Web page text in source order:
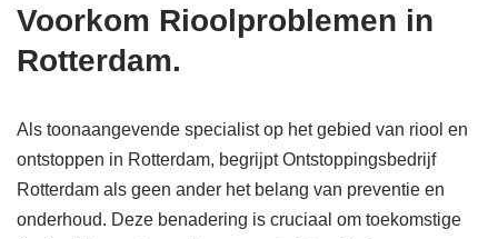
Voorkom Rioolproblemen in
Rotterdam.
Als toonaangevende specialist op het gebied van riool en
ontstoppen in Rotterdam, begrijpt Ontstoppingsbedrijf
Rotterdam als geen ander het belang van preventie en
onderhoud. Deze benadering is cruciaal om toekomstige